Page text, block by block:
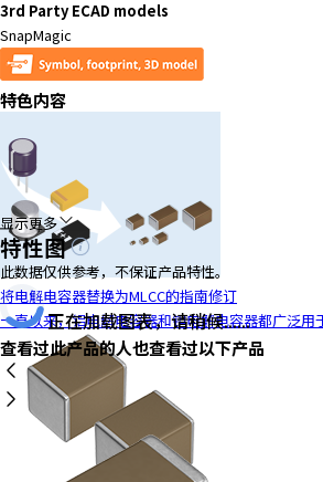
3rd Party ECAD models
SnapMagic
特色内容
将电解电容器替换为MLCC的指南修订
一直以来，铝电解电容器和钽电解电容器都广泛
显示更多
特性图
此数据仅供参考，不保证产品特性。
正在加载图表，请稍候......
查看过此产品的人也查看过以下产品